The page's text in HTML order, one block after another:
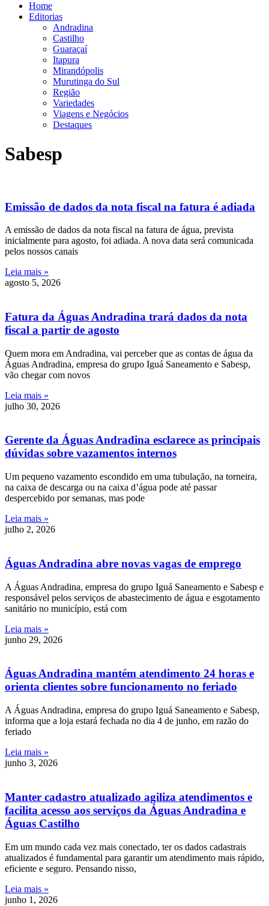
Home
Editorias
Andradina
Castilho
Guaraçaí
Itapura
Mirandópolis
Murutinga do Sul
Região
Variedades
Viagens e Negócios
Destaques
Sabesp
Emissão de dados da nota fiscal na fatura é adiada
A emissão de dados da nota fiscal na fatura de água, prevista
inicialmente para agosto, foi adiada. A nova data será comunicada
pelos nossos canais
Leia mais »
agosto 5, 2026
Fatura da Águas Andradina trará dados da nota
fiscal a partir de agosto
Quem mora em Andradina, vai perceber que as contas de água da
Águas Andradina, empresa do grupo Iguá Saneamento e Sabesp,
vão chegar com novos
Leia mais »
julho 30, 2026
Gerente da Águas Andradina esclarece as principais
dúvidas sobre vazamentos internos
Um pequeno vazamento escondido em uma tubulação, na torneira,
na caixa de descarga ou na caixa d’água pode até passar
despercebido por semanas, mas pode
Leia mais »
julho 2, 2026
Águas Andradina abre novas vagas de emprego
A Águas Andradina, empresa do grupo Iguá Saneamento e Sabesp e
responsável pelos serviços de abastecimento de água e esgotamento
sanitário no município, está com
Leia mais »
junho 29, 2026
Águas Andradina mantém atendimento 24 horas e
orienta clientes sobre funcionamento no feriado
A Águas Andradina, empresa do grupo Iguá Saneamento e Sabesp,
informa que a loja estará fechada no dia 4 de junho, em razão do
feriado
Leia mais »
junho 3, 2026
Manter cadastro atualizado agiliza atendimentos e
facilita acesso aos serviços da Águas Andradina e
Águas Castilho
Em um mundo cada vez mais conectado, ter os dados cadastrais
atualizados é fundamental para garantir um atendimento mais rápido,
eficiente e seguro. Pensando nisso,
Leia mais »
junho 1, 2026